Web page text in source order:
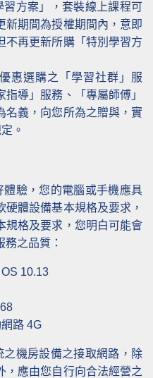
方案」，套裝線上課程可
新期間為授權期間內，意即
不再更新所購「特別學習方
惠選購之「學習社群」服
導」服務、「專屬師傅」
名義，向您所為之贈與，實
。
驗，您的電腦或手機應具
體設備基本規格及要求，
規格及要求，您明白可能會
之品質：
10.13
路 4G
機房設備之接取網路，除
，應由您自行向合法經營之